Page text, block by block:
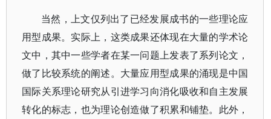
当然，上文仅列出了已经发展成书的一些理论应
用型成果。实际上，这类成果还体现在大量的学术论
文中，其中一些学者在某一问题上发表了系列论文，
做了比较系统的阐述。大量应用型成果的涌现是中国
国际关系理论研究从引进学习向消化吸收和自主发展
转化的标志，也为理论创造做了积累和铺垫。此外，